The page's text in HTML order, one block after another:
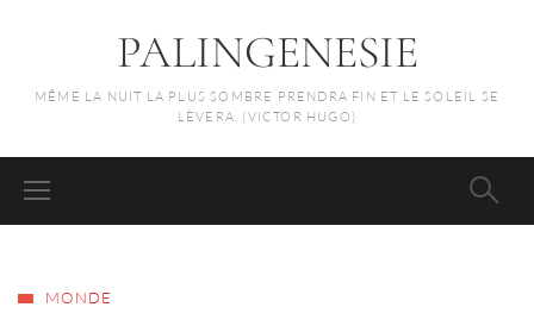
PALINGENESIE
MÊME LA NUIT LA PLUS SOMBRE PRENDRA FIN ET LE SOLEIL SE
LÈVERA. (VICTOR HUGO)
MONDE